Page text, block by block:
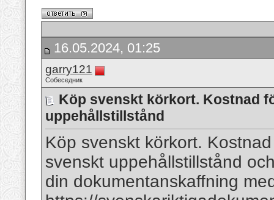
16.05.2024, 01:25
garry121
Собеседник
Köp svenskt körkort. Kostnad
uppehållstillstånd
Köp svenskt körkort.
svenskt uppehållstillstånd
din dokumentanskaffning